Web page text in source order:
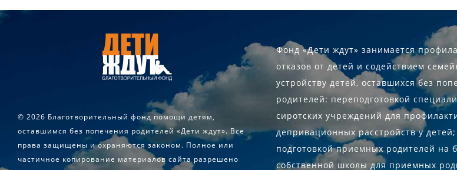
© 2026 Благотворительный фонд помощи детям,
оставшимся без попечения родителей «Дети ждут». Все
права защищены и охраняются законом. Полное или
частичное копирование материалов сайта разрешено
Фонд «Дети ждут» занимается
отказов от детей и содействием
устройству детей, оставшихся без
родителей: переподготовкой
сиротских учреждений для
депривационных расстройств у детей;
подготовкой приемных родителей на
собственной школы для приемных